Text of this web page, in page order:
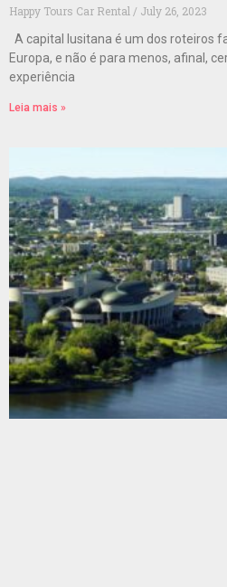
Happy Tours Car Rental
July 26, 2023
A capital lusitana é um dos roteiros
Europa, e não é para menos, afinal,
experiência
Leia mais »